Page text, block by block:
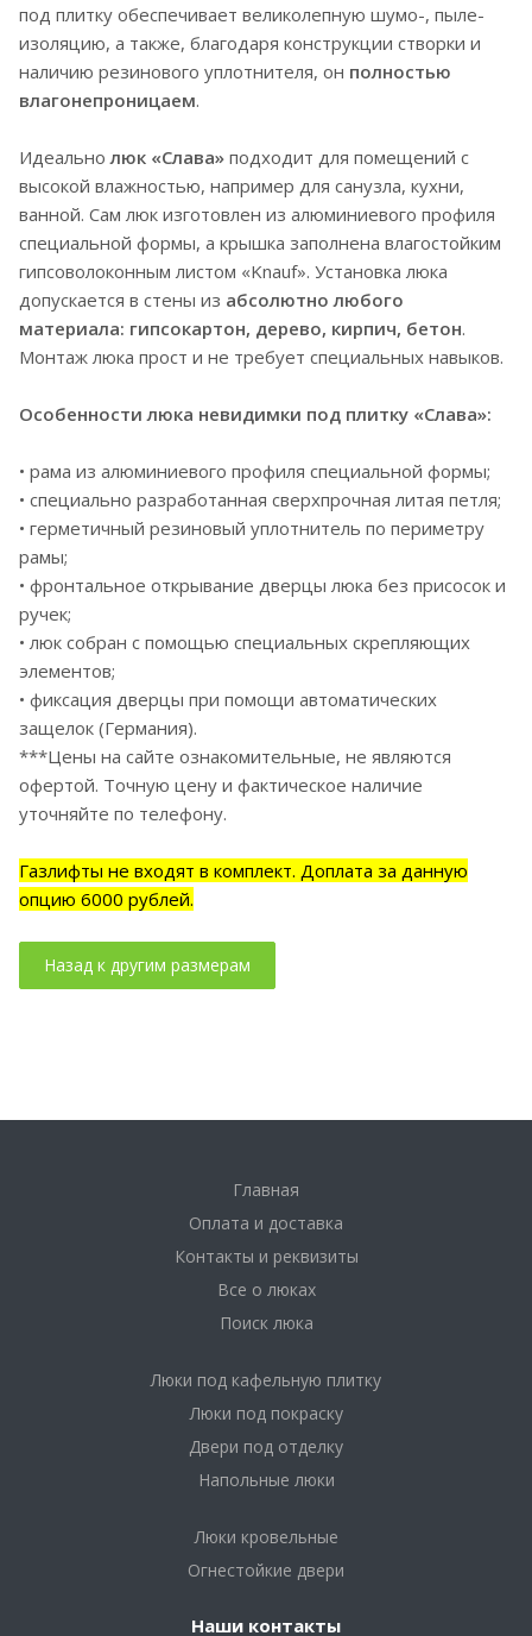
под плитку обеспечивает великолепную шумо-, пыле-
изоляцию, а также, благодаря конструкции створки и
наличию резинового уплотнителя, он полностью
влагонепроницаем.
Идеальнолюк «Слава» подходит для помещений с
высокой влажностью, например для санузла, кухни,
ванной. Сам люк изготовлен из алюминиевого профиля
специальной формы, а крышка заполнена влагостойким
гипсоволоконным листом «Knauf». Установка люка
допускается в стены из абсолютно любого
материала: гипсокартон, дерево, кирпич, бетон.
Монтаж люка прост и не требует специальных навыков.
Особенности люка невидимки под плитку «Слава»:
• рама из алюминиевого профиля специальной формы;
• специально разработанная сверхпрочная литая петля;
• герметичный резиновый уплотнитель по периметру
рамы;
• фронтальное открывание дверцы люка без присосок и
ручек;
• люк собран с помощью специальных скрепляющих
элементов;
• фиксация дверцы при помощи автоматических
защелок (Германия).
***Цены на сайте ознакомительные, не являются
офертой. Точную цену и фактическое наличие
уточняйте по телефону.
Газлифты не входят в комплект. Доплата за данную
опцию 6000 рублей.
Главная
Оплата и доставка
Контакты и реквизиты
Все о люках
Поиск люка
Люки под кафельную плитку
Люки под покраску
Двери под отделку
Напольные люки
Люки кровельные
Огнестойкие двери
Наши контакты